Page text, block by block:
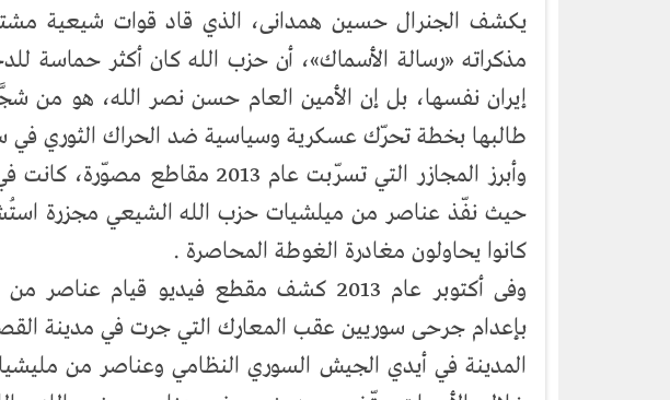
يكشف الجنرال حسين همدانى، الذي قاد قوات شيعية
مذكراته «رسالة الأسماك»، أن حزب الله كان أكثر حماسة
إيران نفسها، بل إن الأمين العام حسن نصر الله، هو من
طالبها بخطة تحرّك عسكرية وسياسية ضد الحراك الثوري في
وأبرز المجازر التي تسرّبت عام 2013
كانوا يحاولون مغادرة الغوطة المحاصرة .
وفى أكتوبر عام 2013 كشف مقطع فيديو قيام
بإعدام جرحى سوريين عقب المعارك التي جرت في مدينة
المدينة في أيدي الجيش السوري النظامي وعناصر من